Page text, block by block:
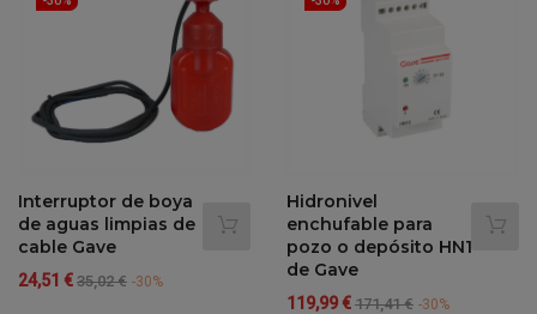
Interruptor de boya
de aguas limpias de
cable Gave
Precio
24,51 €Precio
35,02 € -30%
Hidronivel
enchufable para
pozo o depósito HN1
de Gave
Precio
119,99 €Precio
171,41 € -30%